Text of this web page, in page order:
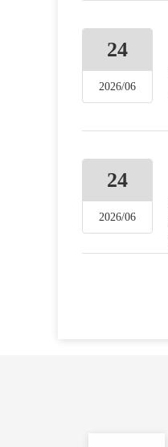
24
2026/06
24
2026/06